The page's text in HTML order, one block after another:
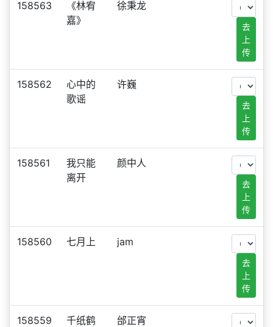
158563
《林宥
嘉》
徐秉龙
去
上
传
158562
心中的
歌谣
许巍
去
上
传
158561
我只能
离开
颜中人
去
上
传
158560 七月上 jam
去
上
传
158559 千纸鹤 邰正宵